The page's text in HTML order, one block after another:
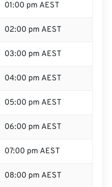
01:00 pm AEST
02:00 pm AEST
03:00 pm AEST
04:00 pm AEST
05:00 pm AEST
06:00 pm AEST
07:00 pm AEST
08:00 pm AEST